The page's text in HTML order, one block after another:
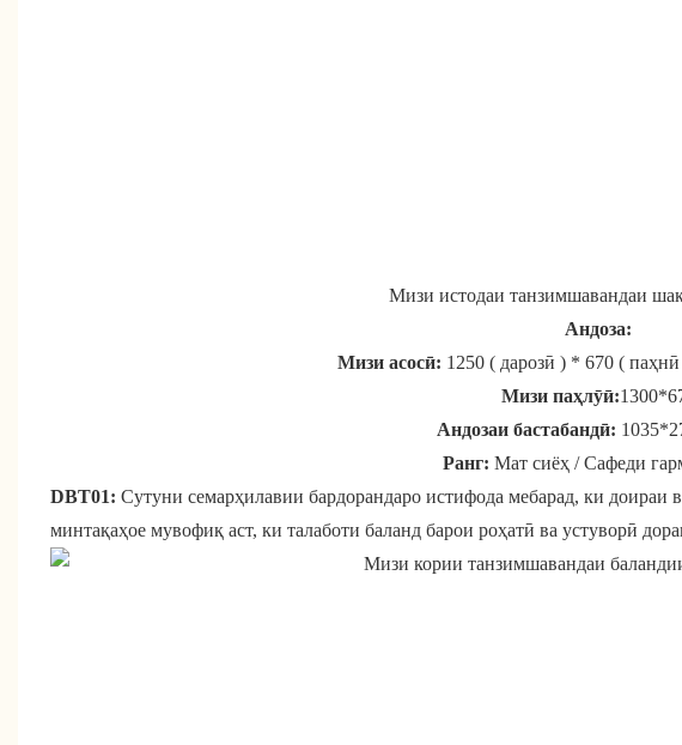
Мизи истодаи танзимшавандаи
Андоза:
Мизи асосӣ: 1250 ( дарозӣ ) * 670 (
Мизи паҳлӯӣ:
Андозаи бастабандӣ:
Ранг: Мат сиёҳ / Сафеди
DBT01: Сутуни семарҳилавии бардорандаро истифода мебарад, ки
минтақаҳое мувофиқ аст, ки талаботи баланд барои роҳатӣ ва устуворӣ